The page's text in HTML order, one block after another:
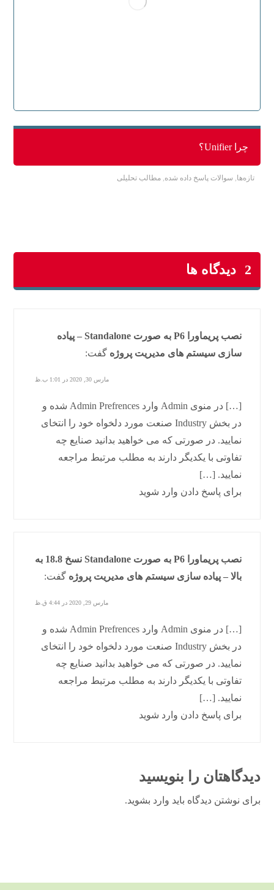
چرا Unifier؟
تازه‌ها, سوالات پاسخ داده شده,مطالب تحلیلی
2 دیدگاه ها
نصب پریماورا P6 به صورت Standalone – پیاده
سازی سیستم های مدیریت پروژه گفت:
مارس 30, 2020 در 1:01 ب.ظ
[…] در منوی Admin وارد Admin Prefrences شده و
در بخش Industry صنعت مورد دلخواه خود را انتخای
نمایید. در صورتی که می خواهید بدانید صنایع چه
تفاوتی با یکدیگر دارند به مطلب مرتبط مراجعه
نمایید. […]
برای پاسخ دادن وارد شوید
نصب پریماورا P6 به صورت Standalone نسخ 18.8 به
بالا – پیاده سازی سیستم های مدیریت پروژه گفت:
مارس 29, 2020 در 4:44 ق.ظ
[…] در منوی Admin وارد Admin Prefrences شده و
در بخش Industry صنعت مورد دلخواه خود را انتخای
نمایید. در صورتی که می خواهید بدانید صنایع چه
تفاوتی با یکدیگر دارند به مطلب مرتبط مراجعه
نمایید. […]
برای پاسخ دادن وارد شوید
دیدگاهتان را بنویسید
برای نوشتن دیدگاه باید وارد بشوید.